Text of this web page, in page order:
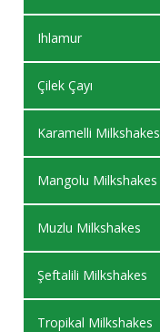
Ihlamur
Çilek Çayı
Karamelli Milkshakes
Mangolu Milkshakes
Muzlu Milkshakes
Şeftalili Milkshakes
Tropikal Milkshakes